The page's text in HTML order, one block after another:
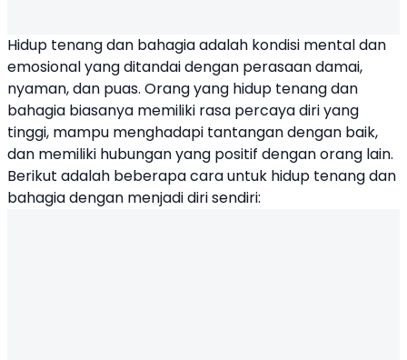
Hidup tenang dan bahagia adalah kondisi mental dan
emosional yang ditandai dengan perasaan damai,
nyaman, dan puas. Orang yang hidup tenang dan
bahagia biasanya memiliki rasa percaya diri yang
tinggi, mampu menghadapi tantangan dengan baik,
dan memiliki hubungan yang positif dengan orang lain.
Berikut adalah beberapa cara untuk hidup tenang dan
bahagia dengan menjadi diri sendiri: